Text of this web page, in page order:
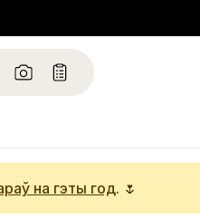
на гэты год. 🌷